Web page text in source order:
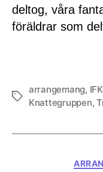
deltog, våra
föräldrar som
Etiketter
arrangemang,
Knattegruppen,